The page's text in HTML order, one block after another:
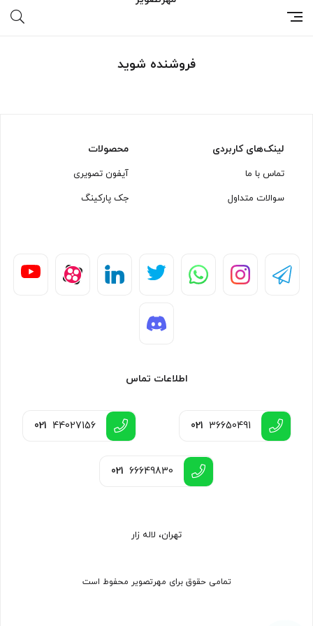
فروشنده شوید
لینک‌های کاربردی
تماس با ما
سوالات متداول
محصولات
آیفون تصویری
جک پارکینگ
اطلاعات تماس
021 36650491
021 44027156
021 66649830
تهران، لاله زار
تمامی حقوق برای مهرتصویر محفوط است